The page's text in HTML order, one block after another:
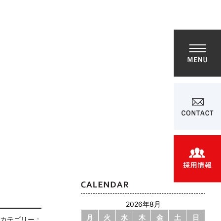
カテゴリー：
2026年8月
月
火 水 木 金 土
日